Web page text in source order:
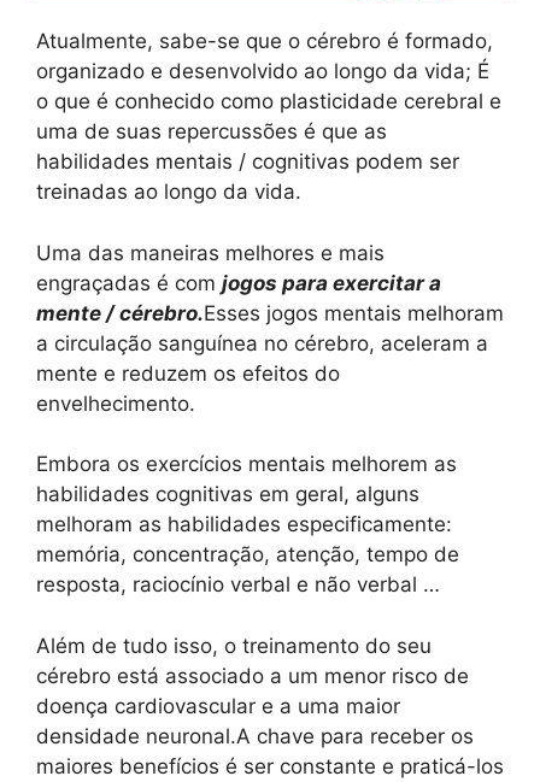
Atualmente, sabe-se que o cérebro é formado,
organizado e desenvolvido ao longo da vida; É
o que é conhecido como plasticidade cerebral e
uma de suas repercussões é que as
habilidades mentais / cognitivas podem ser
treinadas ao longo da vida.
Uma das maneiras melhores e mais
engraçadas é com jogos para exercitar a
mente / cérebro.Esses jogos mentais melhoram
a circulação sanguínea no cérebro, aceleram a
mente e reduzem os efeitos do
envelhecimento.
Embora os exercícios mentais melhorem as
habilidades cognitivas em geral, alguns
melhoram as habilidades especificamente:
memória, concentração, atenção, tempo de
resposta, raciocínio verbal e não verbal …
Além de tudo isso, o treinamento do seu
cérebro está associado a um menor risco de
doença cardiovascular e a uma maior
densidade neuronal.A chave para receber os
maiores benefícios é ser constante e praticá-los